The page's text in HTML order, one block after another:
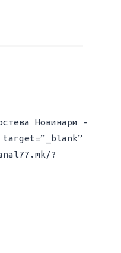
Новинари –
target=”_blank”
?